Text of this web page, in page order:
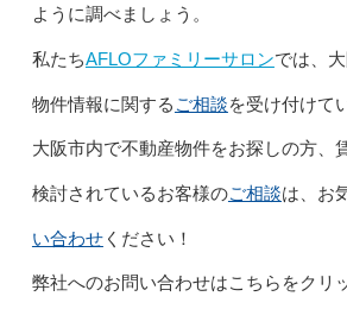
ように調べましょう。
私たちAFLOファミリーサロンでは、
物件情報に関する ご相談を受け付けて
大阪市内で不動産物件をお探しの方、
検討されているお客様のご相談は、お
い合わせください！
弊社へのお問い合わせはこちらをクリ